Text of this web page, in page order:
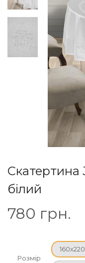
Скатертина
білий
780 грн.
Розмір
160x220